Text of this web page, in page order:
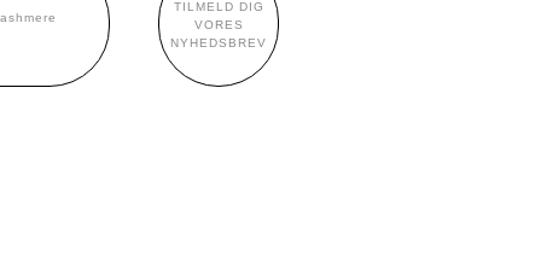
TILMELD DIG
VORES
NYHEDSBREV